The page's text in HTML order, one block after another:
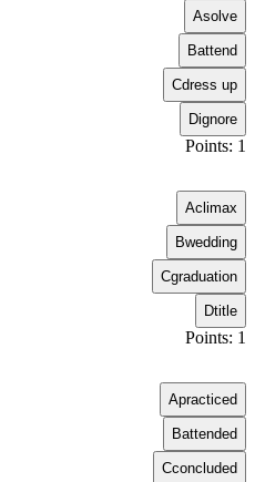
Asolve
Battend
Cdress up
Dignore
Points: 1
Aclimax
Bwedding
Cgraduation
Dtitle
Points: 1
Apracticed
Battended
Cconcluded